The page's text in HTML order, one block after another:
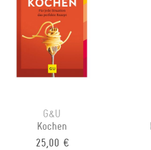
G&U
Kochen
25,00 €